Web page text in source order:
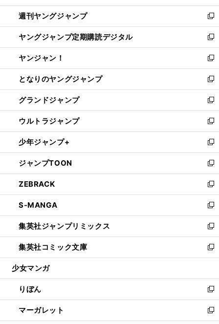
開
く
ウ
で
開
く
ン
ド
ウ
で
開
く
ウ
ィ
ン
ド
ウ
で
開
く
週刊ヤングジャンプ
新
し
い
ウ
ィ
ン
ド
ウ
で
開
く
ヤングジャンプ定期購読デジタル
新
し
い
ウ
ィ
ン
ド
ウ
で
開
く
ヤンジャン！
新
し
い
ウ
ィ
ン
ド
ウ
で
開
く
となりのヤングジャンプ
新
し
い
ウ
ィ
ン
ド
ウ
で
開
く
グランドジャンプ
新
し
い
ウ
ィ
ン
ド
ウ
で
開
く
ウルトラジャンプ
新
し
い
ウ
ィ
ン
ド
ウ
で
開
く
少年ジャンプ+
新
し
い
ウ
ィ
ン
ド
ウ
で
開
く
ジャンプTOON
新
し
い
ウ
ィ
ン
ド
ウ
で
開
ZEBRACK
新
し
い
ウ
ィ
ン
ド
ウ
開
く
S-MANGA
新
し
い
ウ
ィ
ン
ウ
で
開
く
集英社ジャンプリミックス
新
し
い
ウ
ン
ド
ウ
で
開
集英社コミック文庫
新
し
ウ
ィ
ン
ド
ウ
少女マンガ
りぼん
新
し
い
ウ
マーガレット
新